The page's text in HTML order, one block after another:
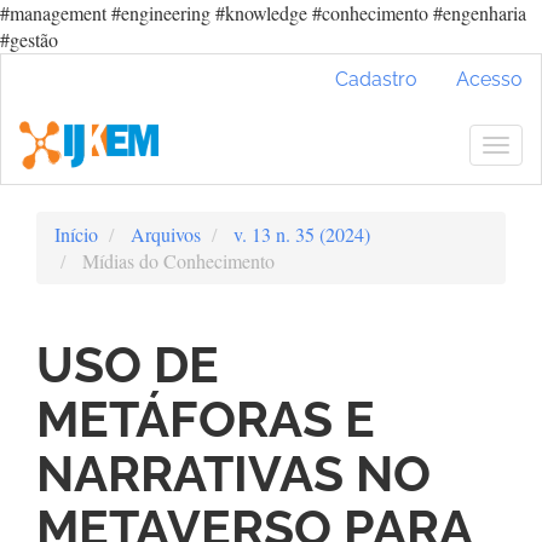
#management #engineering #knowledge #conhecimento #engenharia
#gestão
Conteúdo
principal
Barra
Cadastro Acesso
Início Arquivos
v. 13 n. 35 (2024)
Mídias do Conhecimento
USO DE
METÁFORAS E
NARRATIVAS NO
METAVERSO PARA